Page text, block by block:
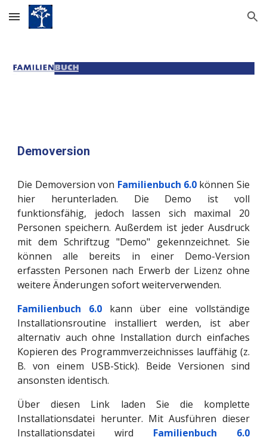
Skip to main content Skip to navigation
Demoversion
Die Demoversion von Familienbuch 6.0können Sie
hier herunterladen. Die Demo ist voll
funktionsfähig, jedoch lassen sich maximal 20
Personen speichern. Außerdem ist jeder Ausdruck
mit dem Schriftzug "Demo" gekennzeichnet. Sie
können alle bereits in einer Demo-Version
erfassten Personen nach Erwerb der Lizenz ohne
weitere Änderungen sofort weiterverwenden.
Familienbuch 6.0 kann über eine vollständige
Installationsroutine installiert werden, ist aber
alternativ auch ohne Installation durch einfaches
Kopieren des Programmverzeichnisses lauffähig (z.
B. von einem USB-Stick). Beide Versionen sind
ansonsten identisch.
Über diesen Link laden Sie die komplette
Installationsdatei herunter. Mit Ausführen dieser
Installationsdatei wird Familienbuch 6.0